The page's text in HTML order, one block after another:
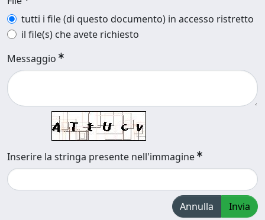
tutti i file (di questo documento) in accesso ristretto
il file(s) che avete richiesto
Messaggio
Inserire la stringa presente nell'immagine
Annulla Invia